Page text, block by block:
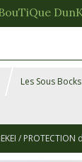
Les Sous Bocks
/